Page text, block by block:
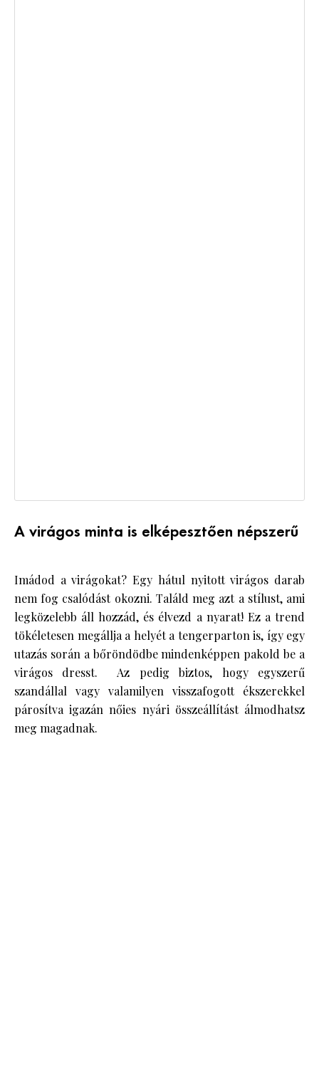
A virágos minta is elképesztően népszerű
Imádod a virágokat? Egy hátul nyitott virágos darab
nem fog csalódást okozni. Találd meg azt a stílust, ami
legközelebb áll hozzád, és élvezd a nyarat! Ez a trend
tökéletesen megállja a helyét a tengerparton is, így egy
utazás során a bőröndödbe mindenképpen pakold be a
virágos dresst. Az pedig biztos, hogy egyszerű
szandállal vagy valamilyen visszafogott ékszerekkel
párosítva igazán nőies nyári összeállítást álmodhatsz
meg magadnak.